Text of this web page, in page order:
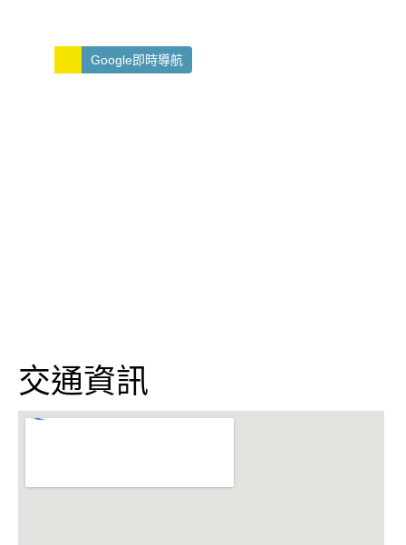
Google即時導航
交通資訊